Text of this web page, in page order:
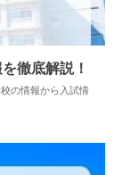
徹底解説！
の情報から入試情